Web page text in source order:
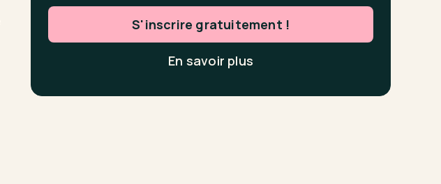
S'inscrire gratuitement !
En savoir plus